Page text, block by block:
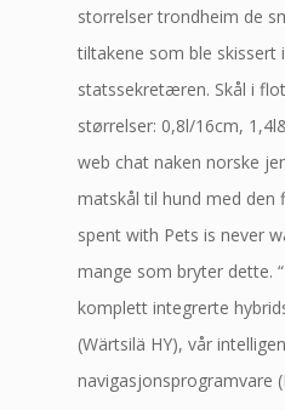
storrelser trondheim de
tiltakene som ble skissert
statssekretæren. Skål i
størrelser: 0,8l/16cm,
web chat naken norske
matskål til hund med den
spent with Pets is never
mange som bryter dette.
komplett integrerte
(Wärtsilä HY), vår
navigasjonsprogramvare